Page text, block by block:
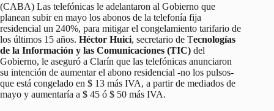
(CABA) Las telefónicas le adelantaron al Gobierno que
planean subir en mayo los abonos de la telefonía fija
residencial un 240%, para mitigar el congelamiento tarifario de
los últimos 15 años. Héctor Huici, secretario de Tecnologías
de la Información y las Comunicaciones (TIC) del
Gobierno, le aseguró a Clarín que las telefónicas anunciaron
su intención de aumentar el abono residencial -no los pulsos-
que está congelado en $ 13 más IVA, a partir de mediados de
mayo y aumentaría a $ 45 ó $ 50 más IVA.